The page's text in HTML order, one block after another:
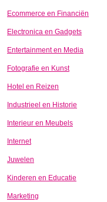
Ecommerce en Financiën
Electronica en Gadgets
Entertainment en Media
Fotografie en Kunst
Hotel en Reizen
Industrieel en Historie
Interieur en Meubels
Internet
Juwelen
Kinderen en Educatie
Marketing